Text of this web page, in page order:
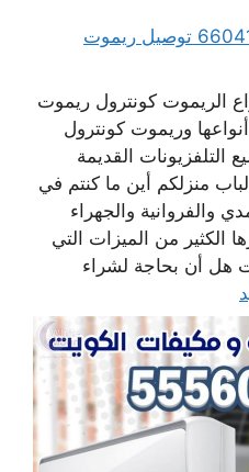
توصيل ريموت للمنزل 66041166 توصيل ريموت
الريموت كونترول ريموت
وريموت كونترول
القديمة
منزلكم أين ما كنتم في
والفروانية والجهراء
الكثير من الميزات التي
هل أن بحاجة لشراء